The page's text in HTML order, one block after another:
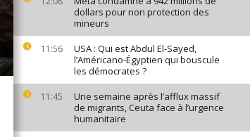
dollars pour non protection des
mineurs
11:56
USA : Qui est Abdul El-Sayed,
l’Américano-Égyptien qui bouscule
les démocrates ?
11:45
Une semaine après l’afflux massif
de migrants, Ceuta face à l’urgence
humanitaire